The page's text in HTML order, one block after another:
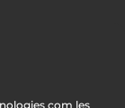
com les